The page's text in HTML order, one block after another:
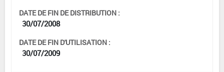
DATE DE FIN DE DISTRIBUTION :
30/07/2008
DATE DE FIN D'UTILISATION :
30/07/2009